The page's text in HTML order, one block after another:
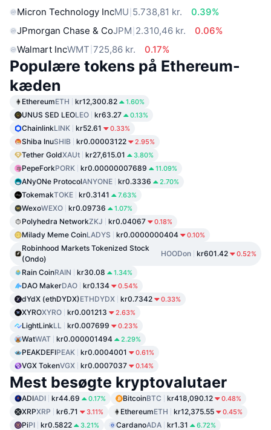
Micron Technology IncMU 5.738,81 kr.
0.39%
JPmorgan Chase & CoJPM 2.310,46 kr.
0.06%
Walmart IncWMT 725,86 kr. 0.17%
Populære tokens på Ethereum-
kæden
EthereumETH kr12,300.82 1.60%
UNUS SED LEOLEO kr63.27 0.13%
ChainlinkLINK kr52.61 0.33%
Shiba InuSHIB kr0.00003122 2.95%
Tether GoldXAUt kr27,615.01 3.80%
PepeForkPORK kr0.00000007689 11.09%
ANyONe ProtocolANYONE kr0.3336 2.70%
TokemakTOKE kr0.3141 7.63%
WexoWEXO kr0.09736 1.07%
Polyhedra NetworkZKJ kr0.04067 0.18%
Milady Meme CoinLADYS kr0.0000000404 0.10%
Robinhood Markets Tokenized Stock
(Ondo)
HOODon kr601.42 0.52%
Rain CoinRAIN kr30.08 1.34%
DAO MakerDAO kr0.134 0.54%
dYdX (ethDYDX)ETHDYDX kr0.7342 0.33%
XYROXYRO kr0.001213 2.63%
LightLinkLL kr0.007699 0.23%
WatWAT kr0.000001494 2.29%
PEAKDEFIPEAK kr0.0004001 0.61%
VGX TokenVGX kr0.0007037 0.14%
Mest besøgte kryptovalutaer
ADIADI kr44.69 0.17% BitcoinBTC kr418,090.12 0.48%
XRPXRP kr6.71 3.11% EthereumETH kr12,375.55 0.45%
PiPI kr0.5822 3.21% CardanoADA kr1.31 6.72%